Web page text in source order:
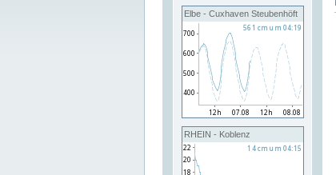
Elbe - Cuxhaven Steubenhöft
RHEIN - Koblenz